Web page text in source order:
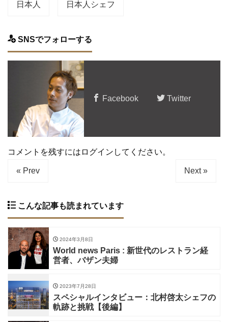
日本人 日本人シェフ
SNSでフォローする
Facebook Twitter
コメントを残すにはログインしてください。
« Prev Next »
こんな記事も読まれています
2024年3月8日
World news Paris : 新世代のレストラン経
営者、バザン夫婦
2023年7月28日
スペシャルインタビュー：北村啓太シェフの
軌跡と挑戦【後編】